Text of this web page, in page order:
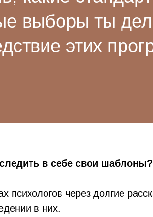
выборы ты
этих
в себе свои шаблоны?
психологов через долгие
в них.